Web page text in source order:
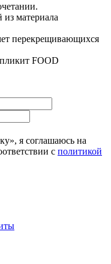
материала
перекрещивающихся
FOOD
я соглашаюсь на
с политикой